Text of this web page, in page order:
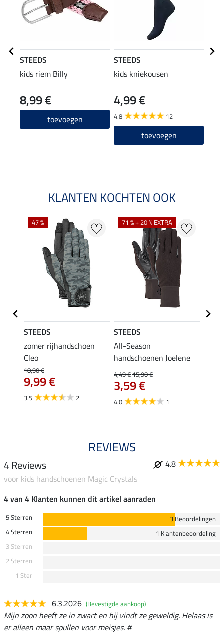
STEEDS
kids riem Billy
8,99 €
toevoegen
STEEDS
kids kniekousen
4,99 €
4.8 12
toevoegen
KLANTEN KOCHTEN OOK
47 %
STEEDS
zomer rijhandschoen
Cleo
18,90 €
9,99 €
3.5 2
71 % + 20 % EXTRA
STEEDS
All-Season
handschoenen Joelene
4,49 €15,90 €
3,59 €
4.0 1
REVIEWS
4 Reviews
4.8
voor kids handschoenen Magic Crystals
4 van 4 Klanten kunnen dit artikel aanraden
5 Sterren
3 Beoordelingen
4 Sterren
1 Klantenbeoordeling
3 Sterren
2 Sterren
1 Ster
6.3.2026 (Bevestigde aankoop)
Mijn zoon heeft ze in zwart en hij vindt ze geweldig. Helaas is
er alleen maar spullen voor meisjes. #